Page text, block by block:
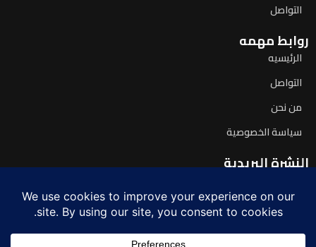
التواصل
روابط مهمه
الرئيسيه
التواصل
من نحن
سياسة الخصوصية
النشرة البريدية